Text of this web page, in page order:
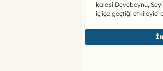
kalesi Deveboynu,
iç içe geçtiği etkileyici